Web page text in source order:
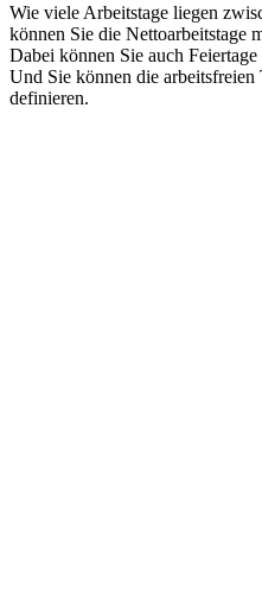
Wie viele Arbeitstage liegen
können Sie die Nettoarbeitstage
Dabei können Sie auch
Und Sie können die arbeitsfreien
definieren.